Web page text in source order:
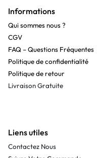
Informations
Qui sommes nous ?
CGV
FAQ – Questions Fréquentes
Politique de confidentialité
Politique de retour
Livraison Gratuite
Liens utiles
Contactez Nous